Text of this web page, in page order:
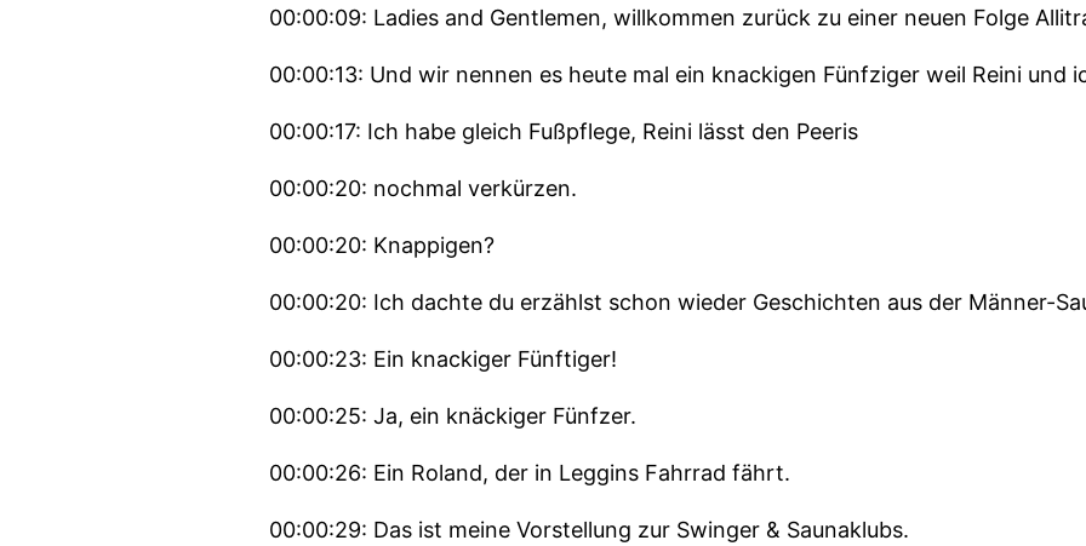
00:00:09: Ladies and Gentlemen, willkommen zurück zu einer neuen Folge
00:00:13: Und wir nennen es heute mal ein knackigen Fünfziger weil Reini und
00:00:17: Ich habe gleich Fußpflege, Reini lässt den Peeris
00:00:20: nochmal verkürzen.
00:00:20: Knappigen?
00:00:20: Ich dachte du erzählst schon wieder Geschichten aus der Männer-
00:00:23: Ein knackiger Fünftiger!
00:00:25: Ja, ein knäckiger Fünfzer.
00:00:26: Ein Roland, der in Leggins Fahrrad fährt.
00:00:29: Das ist meine Vorstellung zur Swinger & Saunaklubs.